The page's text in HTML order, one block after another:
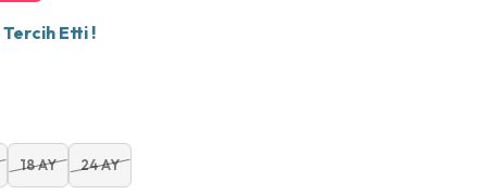
Etti !
18 AY 24 AY